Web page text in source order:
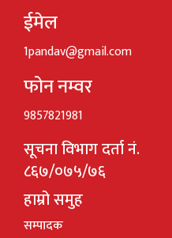
ईमेल
1pandav@gmail.com
फोन नम्वर
9857821981
सूचना विभाग दर्ता नं.
८६७/०७५/७६
हाम्रो समुह
सम्पादक